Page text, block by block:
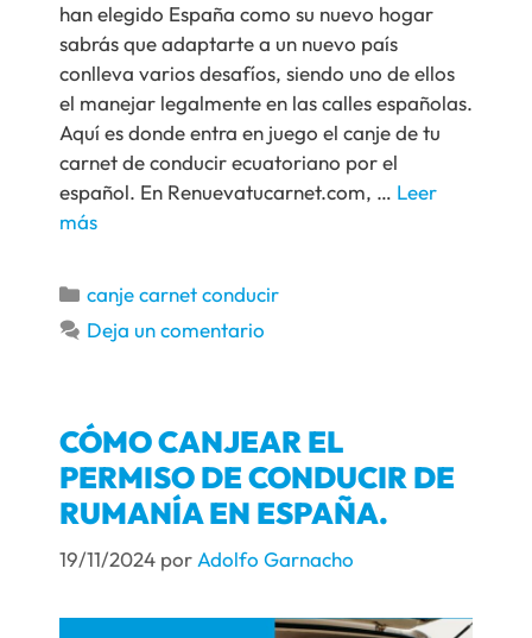
han elegido España como su nuevo hogar
sabrás que adaptarte a un nuevo país
conlleva varios desafíos, siendo uno de ellos
el manejar legalmente en las calles españolas.
Aquí es donde entra en juego el canje de tu
carnet de conducir ecuatoriano por el
español. En Renuevatucarnet.com, … Leer
más
canje carnet conducir
Deja un comentario
CÓMO CANJEAR EL
PERMISO DE CONDUCIR DE
RUMANÍA EN ESPAÑA.
19/11/2024 por Adolfo Garnacho